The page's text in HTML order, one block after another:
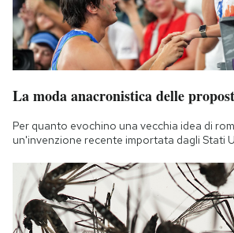
La moda anacronistica delle
Per quanto evochino una vecchia idea di
un'invenzione recente importata dagli Stati